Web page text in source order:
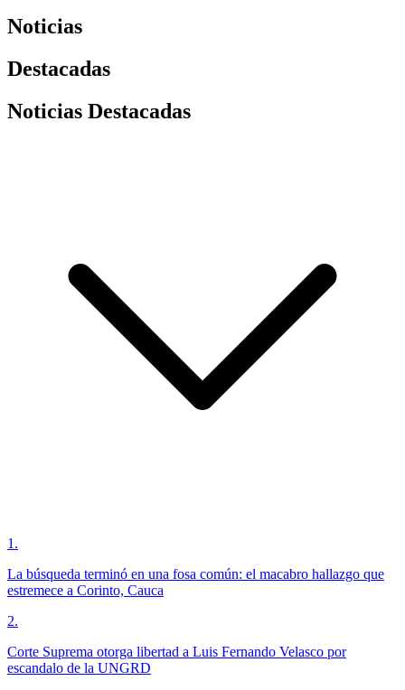
Noticias
Destacadas
Noticias Destacadas
1 .
La búsqueda terminó en una fosa común: el macabro hallazgo que
estremece a Corinto, Cauca
2.
Corte Suprema otorga libertad a Luis Fernando Velasco por
escandalo de la UNGRD